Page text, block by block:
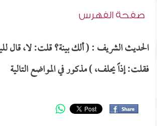
صفحة الفهرس
الحديث الشريف : ( ألك بينة؟ قلت: لا، قال
فقلت: إذاً يحلف، ) مذكور في المواضع التالية